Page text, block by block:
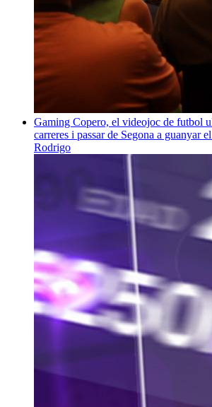
Gaming Copero, el videojoc de futbol
carreres i passar de Segona a guanyar
Rodrigo